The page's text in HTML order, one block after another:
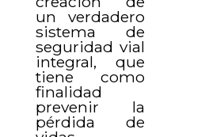
un verdadero
sistema de
seguridad vial
integral, que
tiene como
finalidad
prevenir la
pérdida de